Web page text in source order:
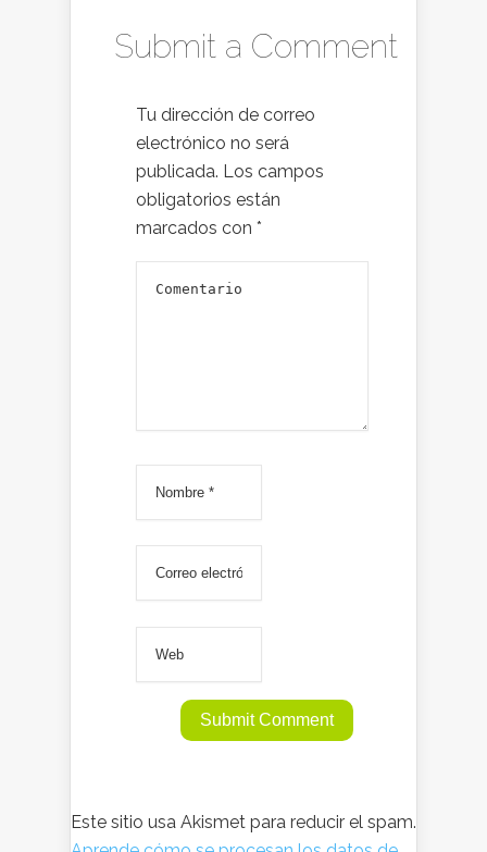
Submit a Comment
Tu dirección de correo
electrónico no será
publicada. Los campos
obligatorios están
marcados con *
Este sitio usa Akismet para reducir el spam.